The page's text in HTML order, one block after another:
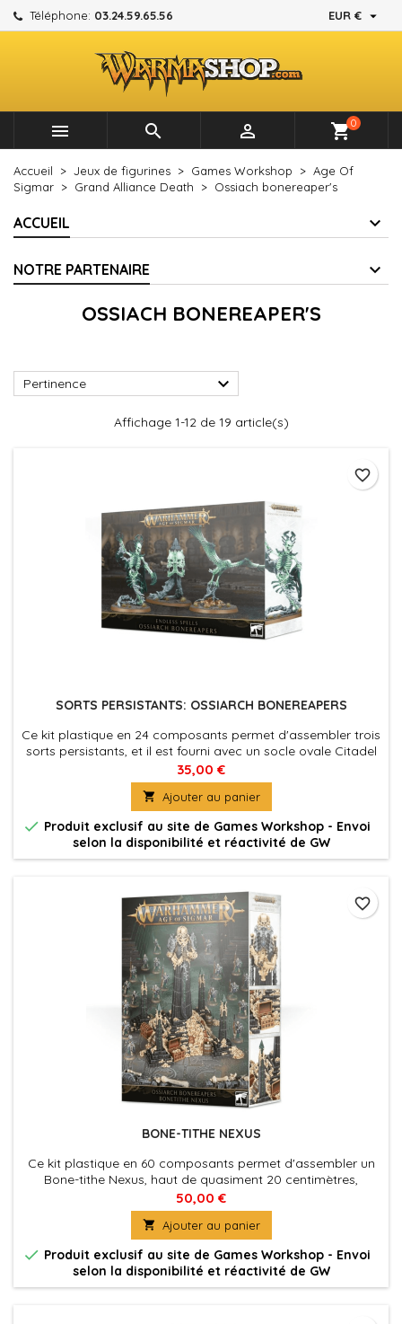
Téléphone: 03.24.59.65.56 EUR € 
   shopping_cart0
Accueil Jeux de figurines Games Workshop
Age Of
Sigmar
Grand Alliance Death Ossiach bonereaper's
ACCUEIL
NOTRE PARTENAIRE
OSSIACH BONEREAPER'S
Pertinence 
Affichage 1-12 de 19 article(s)
SORTS PERSISTANTS: OSSIARCH BONEREAPERS
Ce kit plastique en 24 composants permet d'assembler trois
sorts persistants, et il est fourni avec un socle ovale Citadel
de 90mm plus deux socles ovales Citadel de 60mm.
35,00 €
 Ajouter au panier
 Produit exclusif au site de Games Workshop - Envoi
selon la disponibilité et réactivité de GW
favorite_border
BONE-TITHE NEXUS
Ce kit plastique en 60 composants permet d'assembler un
Bone-tithe Nexus, haut de quasiment 20 centimètres,
presque la taille de Nagash en personne!
50,00 €
 Ajouter au panier
 Produit exclusif au site de Games Workshop - Envoi
selon la disponibilité et réactivité de GW
favorite_border
Mes listes d'envies ×
Créer une nouvelle liste
((modalTitle)) ×
((confirmMessage))
((cancelText)) ((modalDeleteText))
Créer une liste d'envies ×
Nom de la liste d'envies
Annuler Créer une liste d'envies
Connexion ×
Vous devez être connecté pour ajouter des produits à
votre liste d'envies.